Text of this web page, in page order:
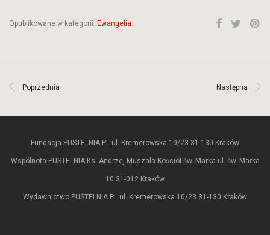
Opublikowane w kategorii: Ewangelia.
Poprzednia Następna
Fundacja PUSTELNIA.PL ul. Kremerowska 10/23 31-130 Kraków
Wspólnota PUSTELNIA Ks. Andrzej Muszala Kościół św. Marka ul. św. Marka
10 31-012 Kraków
Wydawnictwo PUSTELNIA.PL ul. Kremerowska 10/23 31-130 Kraków